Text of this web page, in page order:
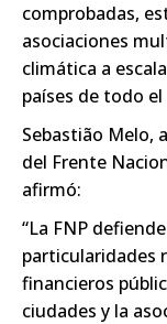
comprobadas,
asociaciones
climática a
países de todo
Sebastião Melo,
del Frente
afirmó:
“La FNP
particularidades
financieros
ciudades y la